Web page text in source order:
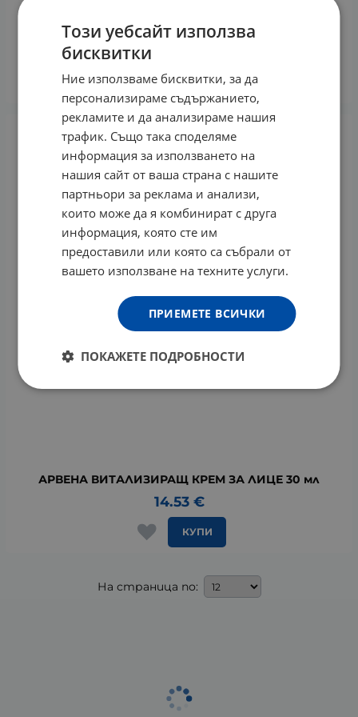
АРВЕНА НОЩЕН КРЕМ С ВИТАМИН С 30 мл
КУПИ
АРВЕНА ВИТАЛИЗИРАЩ КРЕМ ЗА ЛИЦЕ 30 мл
14.53 €
КУПИ
На страница по:
Този уебсайт използва
бисквитки
Ние използваме бисквитки, за да
персонализираме съдържанието,
рекламите и да анализираме нашия
трафик. Също така споделяме
информация за използването на
нашия сайт от ваша страна с нашите
партньори за реклама и анализи,
които може да я комбинират с друга
информация, която сте им
предоставили или която са събрали от
вашето използване на техните услуги.
ПРИЕМЕТЕ ВСИЧКИ
ПОКАЖЕТЕ ПОДРОБНОСТИ